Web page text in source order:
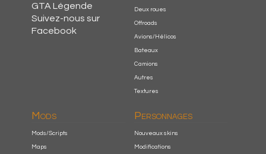
GTA Légende
Suivez-nous sur
Facebook
Deux roues
Offroads
Avions/Hélicos
Bateaux
Camions
Autres
Textures
Mods
Mods/Scripts
Maps
Personnages
Nouveaux skins
Modifications